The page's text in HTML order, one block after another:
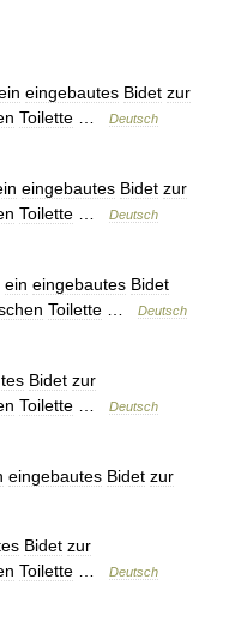
eingebautes Bidet zur
Toilette
Deutsch
eingebautes Bidet zur
Toilette
Deutsch
ein eingebautes Bidet
Toilette
Deutsch
Bidet zur
Toilette
Deutsch
eingebautes Bidet zur
Bidet zur
Toilette
Deutsch